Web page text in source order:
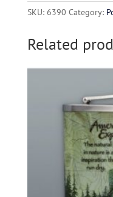
SKU: 6390 Category:
Related